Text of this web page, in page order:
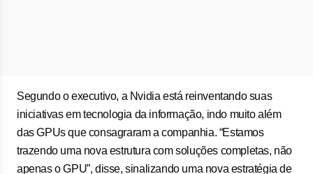
Segundo o executivo, a Nvidia está reinventando suas
iniciativas em tecnologia da informação, indo muito além
das GPUs que consagraram a companhia. “Estamos
trazendo uma nova estrutura com soluções completas, não
apenas o GPU”, disse, sinalizando uma nova estratégia de